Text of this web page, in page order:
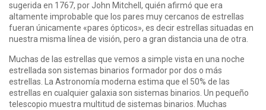
sugerida en 1767, por John Mitchell, quién afirmó que era
altamente improbable que los pares muy cercanos de estrellas
fueran únicamente «pares ópticos», es decir estrellas situadas en
nuestra misma línea de visión, pero a gran distancia una de otra.
Muchas de las estrellas que vemos a simple vista en una noche
estrellada son sistemas binarios formador por dos o más
estrellas. La Astronomía moderna estima que el 50% de las
estrellas en cualquier galaxia son sistemas binarios. Un pequeño
telescopio muestra multitud de sistemas binarios. Muchas